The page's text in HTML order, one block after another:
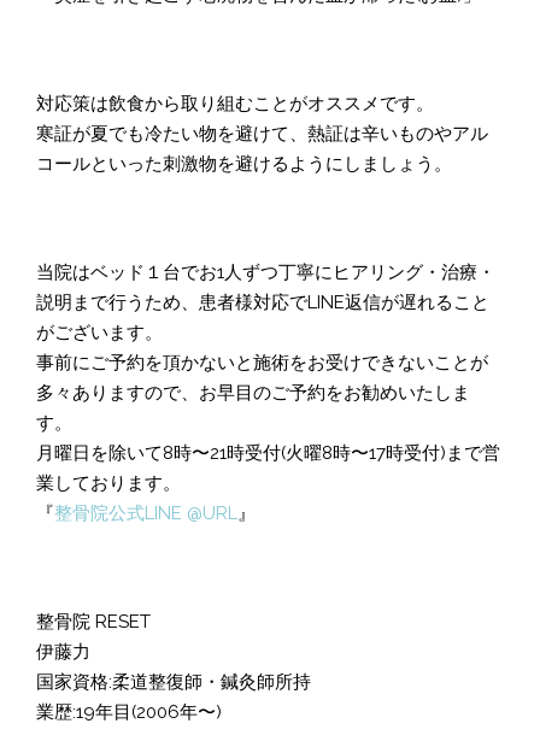
対応策は飲食から取り組むことがオススメです。
寒証が夏でも冷たい物を避けて、熱証は辛いものやアル
コールといった刺激物を避けるようにしましょう。
当院はベッド１台でお1人ずつ丁寧にヒアリング・治療・
説明まで行うため、患者様対応でLINE返信が遅れること
がございます。
事前にご予約を頂かないと施術をお受けできないことが
多々ありますので、お早目のご予約をお勧めいたしま
す。
月曜日を除いて8時〜21時受付(火曜8時〜17時受付)まで営
業しております。
『整骨院公式LINE @URL』
整骨院 RESET
伊藤力
国家資格:柔道整復師・鍼灸師所持
業歴:19年目(2006年〜)